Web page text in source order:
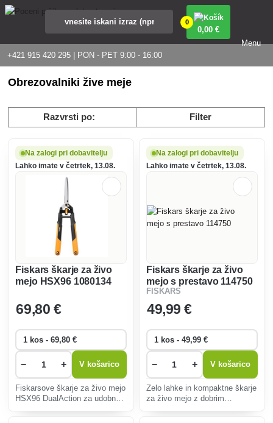
+421 915 420 295 | PON - PET 9:00 - 16:00
0
0,00 €
Menu
Obrezovalniki žive meje
Razvrsti po: Filter
Na zalogi pri dobavitelju
Lahko imate v četrtek, 13.08.
Fiskars škarje za živo
mejo HSX96 1080134
69,80 €
− + V košarico
Fiskarsove škarje za živo mejo
HSX96 DualAction za udobno
Na zalogi pri dobavitelju
Lahko imate v četrtek, 13.08.
Fiskars škarje za živo
mejo s prestavo 114750
FISKARS
49,99 €
− + V košarico
Zelo lahke in kompaktne škarje
za živo mejo z dobrim